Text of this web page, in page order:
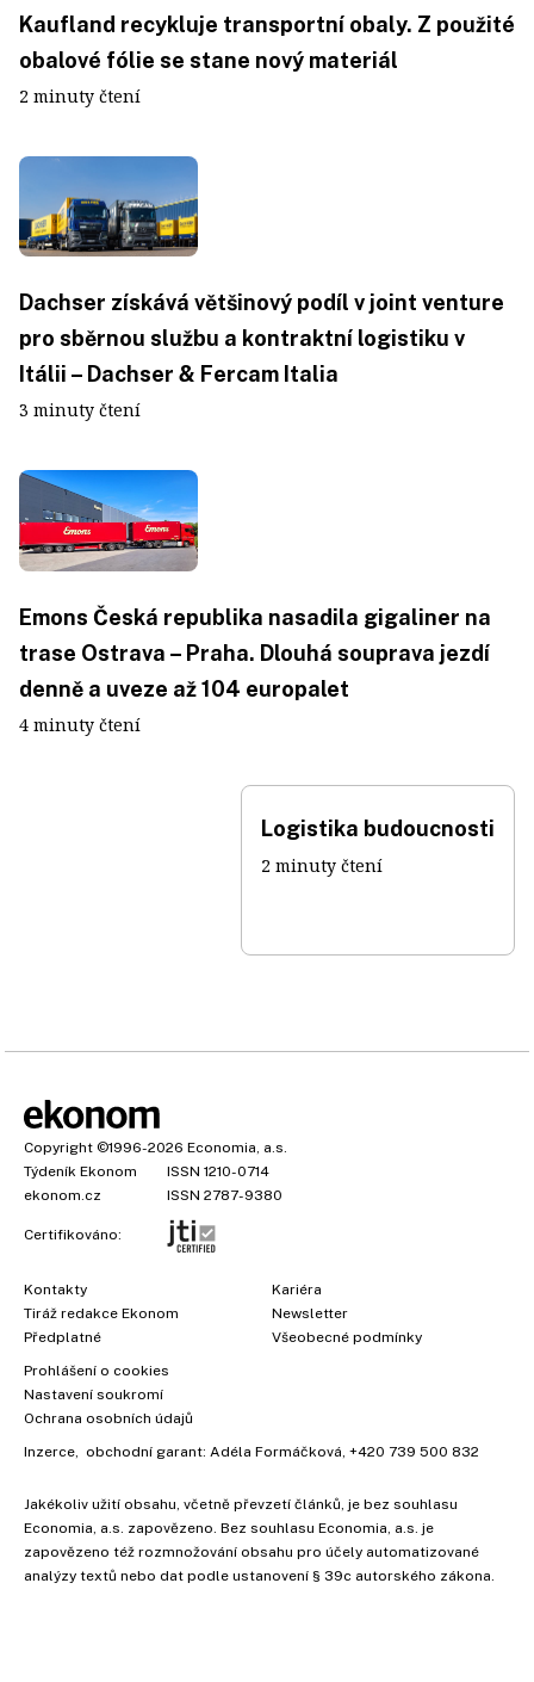
Kaufland recykluje transportní obaly. Z použité
obalové fólie se stane nový materiál
2 minuty čtení
Dachser získává většinový podíl v joint venture
pro sběrnou službu a kontraktní logistiku v
Itálii – Dachser & Fercam Italia
3 minuty čtení
Emons Česká republika nasadila gigaliner na
trase Ostrava – Praha. Dlouhá souprava jezdí
denně a uveze až 104 europalet
4 minuty čtení
Logistika budoucnosti
2 minuty čtení
Copyright ©1996-2026 Economia, a.s.
Týdeník Ekonom
ISSN 1210-0714
ekonom.cz
ISSN 2787-9380
Certifikováno:
Kontakty
Tiráž redakce Ekonom
Předplatné
Kariéra
Newsletter
Všeobecné podmínky
Prohlášení o cookies
Nastavení soukromí
Ochrana osobních údajů
Inzerce , obchodní garant: Adéla Formáčková +420 739 500 832
Jakékoliv užití obsahu, včetně převzetí článků, je bez souhlasu
Economia, a.s. zapovězeno. Bez souhlasu Economia, a.s. je
zapovězeno též rozmnožování obsahu pro účely automatizované
analýzy textů nebo dat podle ustanovení § 39c autorského zákona.